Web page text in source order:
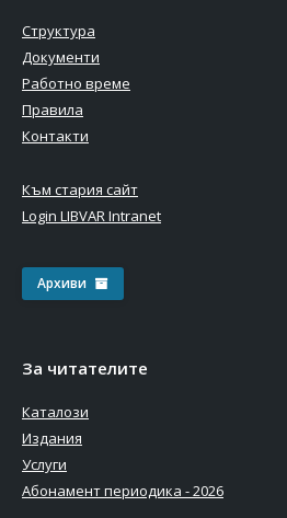
Структура
Документи
Работно време
Правила
Контакти
Към стария сайт
Login LIBVAR Intranet
Архиви
За читателите
Каталози
Издания
Услуги
Абонамент периодика - 2026